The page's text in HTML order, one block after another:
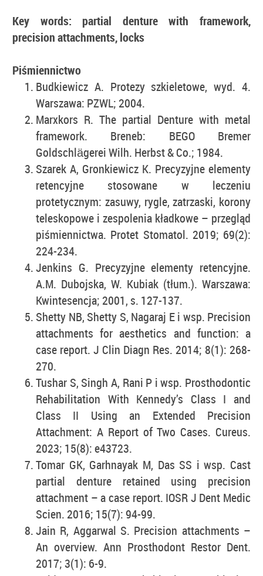
Key words: partial denture with framework,
precision attachments, locks
Piśmiennictwo
Budkiewicz A. Protezy szkieletowe, wyd. 4.
Warszawa: PZWL; 2004.
Marxkors R. The partial Denture with metal
framework. Breneb: BEGO Bremer
Goldschlägerei Wilh. Herbst & Co.; 1984.
Szarek A, Gronkiewicz K. Precyzyjne elementy
retencyjne stosowane w leczeniu
protetycznym: zasuwy, rygle, zatrzaski, korony
teleskopowe i zespolenia kładkowe – przegląd
piśmiennictwa. Protet Stomatol. 2019; 69(2):
224-234.
Jenkins G. Precyzyjne elementy retencyjne.
A.M. Dubojska, W. Kubiak (tłum.). Warszawa:
Kwintesencja; 2001, s. 127-137.
Shetty NB, Shetty S, Nagaraj E i wsp. Precision
attachments for aesthetics and function: a
case report. J Clin Diagn Res. 2014; 8(1): 268-
270.
Tushar S, Singh A, Rani P i wsp. Prosthodontic
Rehabilitation With Kennedy’s Class I and
Class II Using an Extended Precision
Attachment: A Report of Two Cases. Cureus.
2023; 15(8): e43723.
Tomar GK, Garhnayak M, Das SS i wsp. Cast
partial denture retained using precision
attachment – a case report. IOSR J Dent Medic
Scien. 2016; 15(7): 94-99.
Jain R, Aggarwal S. Precision attachments –
An overview. Ann Prosthodont Restor Dent.
2017; 3(1): 6-9.